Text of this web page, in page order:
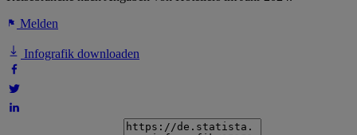
Melden
Infografik downloaden